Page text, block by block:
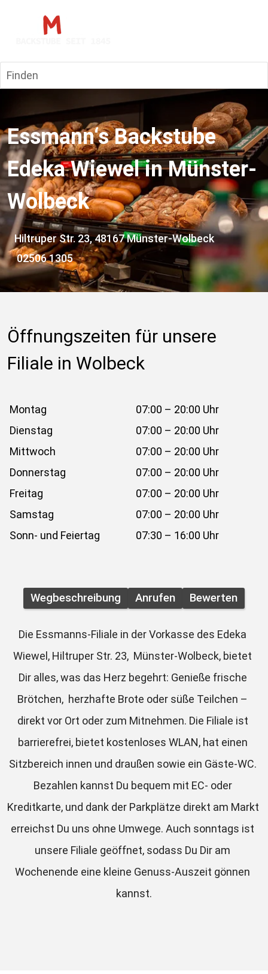
Finden
Essmann‘s Backstube
Edeka Wiewel in Münster-
Wolbeck
Hiltruper Str. 23, 48167 Münster-Wolbeck
02506 1305
Öffnungszeiten für unsere
Filiale in Wolbeck
Montag
07:00 – 20:00 Uhr
Dienstag
07:00 – 20:00 Uhr
Mittwoch
07:00 – 20:00 Uhr
Donnerstag
07:00 – 20:00 Uhr
Freitag
07:00 – 20:00 Uhr
Samstag
07:00 – 20:00 Uhr
Sonn- und Feiertag
07:30 – 16:00 Uhr
Wegbeschreibung Anrufen Bewerten
Die Essmanns-Filiale in der Vorkasse des Edeka
Wiewel, Hiltruper Str. 23,  Münster-Wolbeck, bietet
Dir alles, was das Herz begehrt: Genieße frische
Brötchen,  herzhafte Brote oder süße Teilchen –
direkt vor Ort oder zum Mitnehmen. Die Filiale ist
barrierefrei, bietet kostenloses WLAN, hat einen
Sitzbereich innen und draußen sowie ein Gäste-WC.
Bezahlen kannst Du bequem mit EC- oder
Kreditkarte, und dank der Parkplätze direkt am Markt
erreichst Du uns ohne Umwege. Auch sonntags ist
unsere Filiale geöffnet, sodass Du Dir am
Wochenende eine kleine Genuss-Auszeit gönnen
kannst.